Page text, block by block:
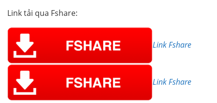
Link tải qua Fshare:
Link Fshare
Link Fshare